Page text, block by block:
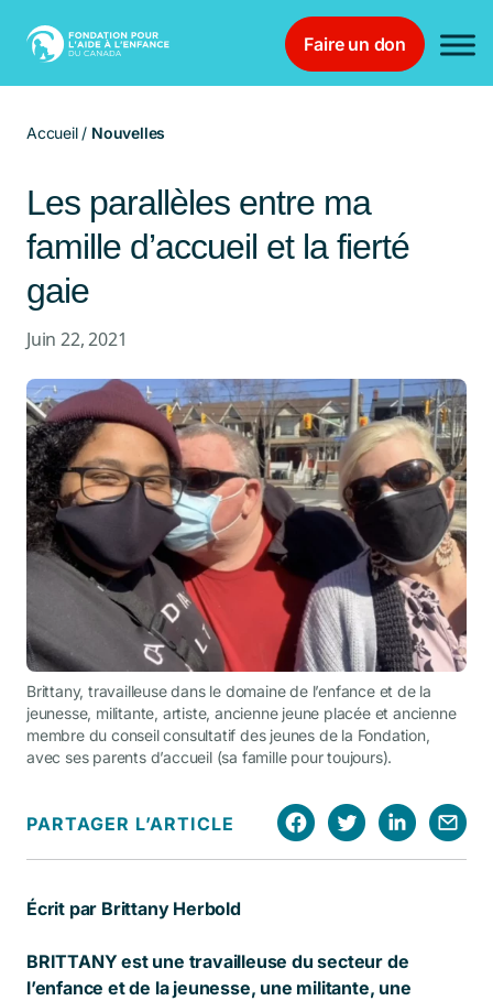
Faire un don
Accueil/ Nouvelles
Les parallèles entre ma
famille d’accueil et la fierté
gaie
Juin 22, 2021
Brittany, travailleuse dans le domaine de l’enfance et de la
jeunesse, militante, artiste, ancienne jeune placée et ancienne
membre du conseil consultatif des jeunes de la Fondation,
avec ses parents d’accueil (sa famille pour toujours).
PARTAGER L’ARTICLE
Écrit par Brittany Herbold
BRITTANY est une travailleuse du secteur de
l’enfance et de la jeunesse, une militante, une